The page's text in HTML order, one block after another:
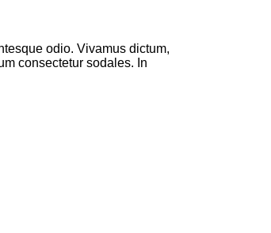
odio. Vivamus dictum,
consectetur sodales. In